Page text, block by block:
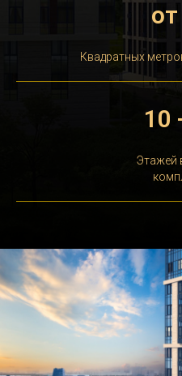
Квадратных
10
Этажей